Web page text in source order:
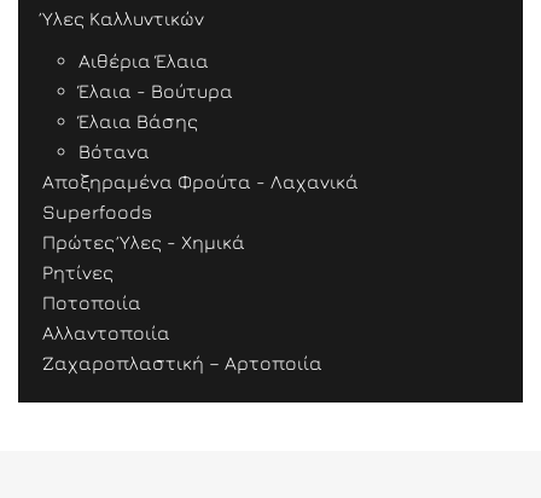
Ύλες Καλλυντικών
Αιθέρια Έλαια
Έλαια - Βούτυρα
Έλαια Βάσης
Βότανα
Αποξηραμένα Φρούτα - Λαχανικά
Superfoods
Πρώτες Ύλες - Χημικά
Ρητίνες
Ποτοποιία
Αλλαντοποιία
Ζαχαροπλαστική – Αρτοποιία